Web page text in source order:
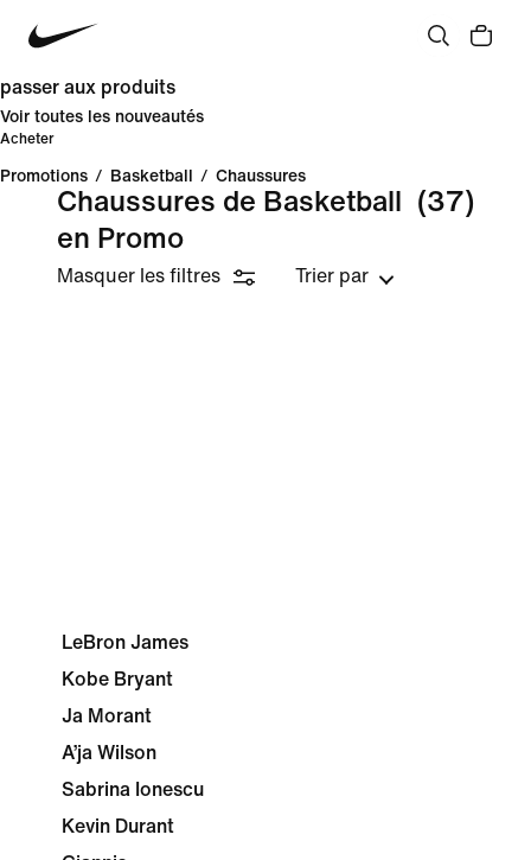
passer aux produits
Voir toutes les nouveautés
Acheter
Promotions / Basketball / Chaussures
Chaussures de Basketball
en Promo
(37)
Masquer les filtres Trier par
LeBron James
Kobe Bryant
Ja Morant
A’ja Wilson
Sabrina Ionescu
Kevin Durant